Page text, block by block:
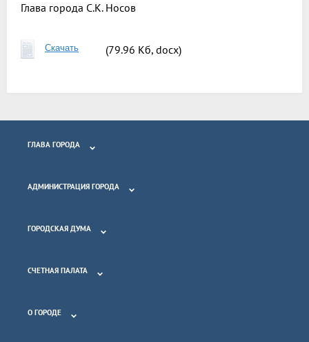
Глава города С.К. Носов
Скачать (79.96 Кб, docx)
ГЛАВА ГОРОДА
АДМИНИСТРАЦИЯ ГОРОДА
ГОРОДСКАЯ ДУМА
СЧЕТНАЯ ПАЛАТА
О ГОРОДЕ